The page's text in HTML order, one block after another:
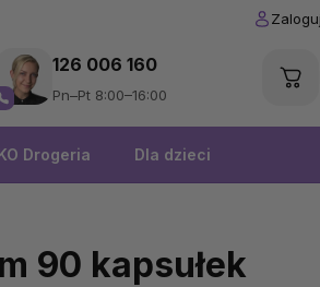
126 006 160
Pn–Pt 8:00–16:00
Drogeria Dla dzieci
90 kapsułek